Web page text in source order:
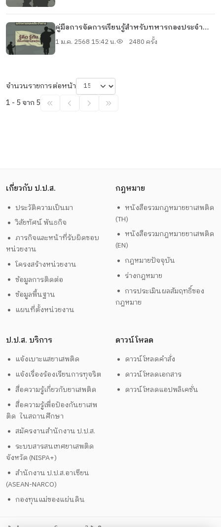
คู่มือการจัดการเรียนรู้สำหรับทหารกองประจำ
การ
1 ม.ค. 2568 15:42 น. 2480 ครั้ง
จำนวนรายการต่อหน้า
1 - 5 จาก 5
เกี่ยวกับ ป.ป.ส.
ประวัติความเป็นมา
วิสัยทัศน์ พันธกิจ
ภารกิจและหน้าที่รับผิดชอบ
หน่วยงาน
โครงสร้างหน่วยงาน
ข้อมูลการติดต่อ
ข้อมูลพื้นฐาน
แผนที่ตั้งหน่วยงาน
กฎหมาย
หนังสือรวมกฎหมายยาเสพติด
(TH)
หนังสือรวมกฎหมายยาเสพติด
(EN)
กฎหมายปัจจุบัน
ร่างกฎหมาย
การประเมินผลสัมฤทธิ์ของ
กฎหมาย
ป.ป.ส. บริการ
แจ้งเบาะแสยาเสพติด
แจ้งเรื่องร้องเรียนการทุจริต
สื่อความรู้เกี่ยวกับยาเสพติด
สื่อความรู้เพื่อป้องกันยาเสพ
ติด ในสถานศึกษา
สมัครงานสำนักงาน ป.ป.ส.
ระบบสารสนเทศยาเสพติด
จังหวัด (NISPA+)
สำนักงาน ป.ป.ส.อาเซียน
(ASEAN-NARCO)
กองทุนแม่ของแผ่นดิน
ดาวน์โหลด
ดาวน์โหลดคำสั่ง
ดาวน์โหลดเอกสาร
ดาวน์โหลดแอปพลิเคชั่น